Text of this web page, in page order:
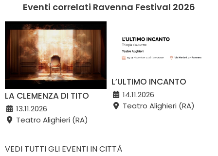
Eventi correlati Ravenna Festival 2026
LA CLEMENZA DI TITO
13.11.2026
Teatro Alighieri (RA)
L’ULTIMO INCANTO
14.11.2026
Teatro Alighieri (RA)
VEDI TUTTI GLI EVENTI IN CITTÀ